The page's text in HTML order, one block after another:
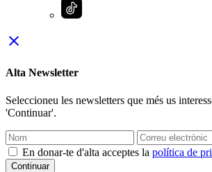
close
Alta Newsletter
Seleccioneu les newsletters que més us
'Continuar'.
En donar-te d'alta acceptes la política de
Continuar